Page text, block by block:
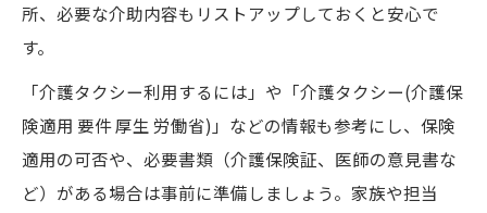
所、必要な介助内容もリストアップしておくと安心で
す。
「介護タクシー利用するには」や「介護タクシー(介護保
険適用 要件 厚生 労働省)」などの情報も参考にし、保険
適用の可否や、必要書類（介護保険証、医師の意見書な
ど）がある場合は事前に準備しましょう。家族や担当